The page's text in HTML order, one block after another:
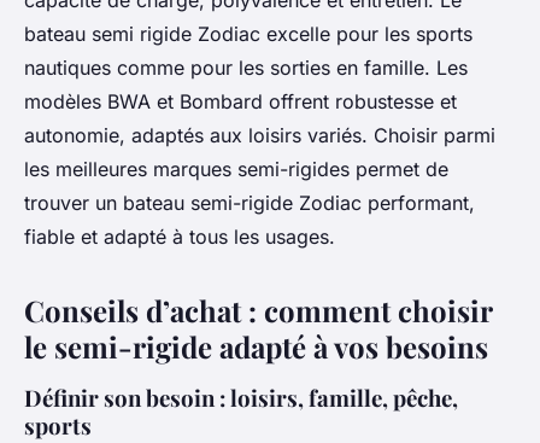
bateau semi rigide Zodiac excelle pour les sports
nautiques comme pour les sorties en famille. Les
modèles BWA et Bombard offrent robustesse et
autonomie, adaptés aux loisirs variés. Choisir parmi
les meilleures marques semi-rigides permet de
trouver un bateau semi-rigide Zodiac performant,
fiable et adapté à tous les usages.
Conseils d’achat : comment choisir
le semi-rigide adapté à vos besoins
Définir son besoin : loisirs, famille, pêche,
sports